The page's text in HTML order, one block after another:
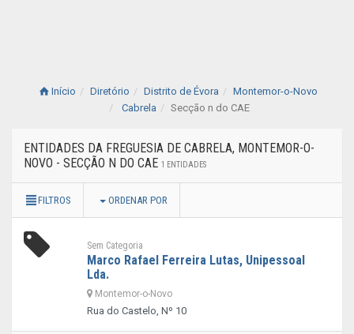
Início Diretório Distrito de Évora
Montemor-o-Novo
Cabrela
Secção n do CAE
ENTIDADES DA FREGUESIA DE CABRELA, MONTEMOR-O-
NOVO - SECÇÃO N DO CAE 1 ENTIDADES
FILTROS ORDENAR POR
Sem Categoria
Marco Rafael Ferreira Lutas, Unipessoal
Lda.
Montemor-o-Novo
Rua do Castelo, Nº 10